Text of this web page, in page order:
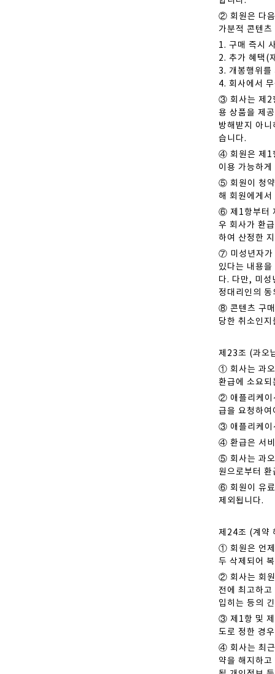
② 회원은 다음
가분적 콘텐
1. 구매 즉시
2. 추가 혜택(
3. 개봉행위를
4. 회사에서
③ 회사는 제2
용 상품을 제
방해받지 아
습니다.
④ 회원은 제1
이용 가능하
⑤ 회원이 청약
해 회원에게
⑥ 제1항부터
우 회사가 환
하여 산정한
⑦ 미성년자가
있다는 내용
다. 다만, 미성
정대리인의
⑧ 콘텐츠 구매
당한 취소인
제23조 (과오
① 회사는 과오
환급에 소요
② 애플리케이
급을 요청하여
③ 애플리케이
④ 환급은 서비
⑤ 회사는 과오
원으로부터
⑥ 회원이 유료
제외됩니다.
제24조 (계약
① 회원은 언제
두 삭제되어
② 회사는 회원
전에 최고하
입히는 등의
③ 제1항 및 제
도로 정한 경
④ 회사는 최근
약을 해지하